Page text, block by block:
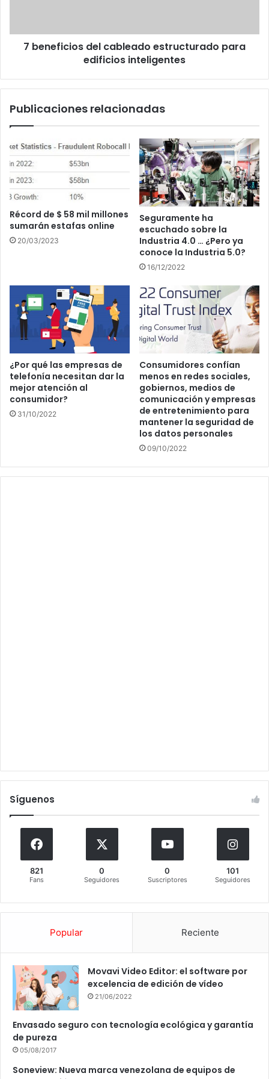
7 beneficios del cableado estructurado para
edificios inteligentes
Publicaciones relacionadas
Récord de $ 58 mil millones
sumarán estafas online
20/03/2023
Seguramente ha
escuchado sobre la
Industria 4.0 … ¿Pero ya
conoce la Industria 5.0?
16/12/2022
¿Por qué las empresas de
telefonía necesitan dar la
mejor atención al
consumidor?
31/10/2022
Consumidores confían
menos en redes sociales,
gobiernos, medios de
comunicación y empresas
de entretenimiento para
mantener la seguridad de
los datos personales
09/10/2022
Síguenos
821
Fans
0
Seguidores
0
Suscriptores
101
Seguidores
Popular Reciente
Movavi Video Editor: el software por
excelencia de edición de vídeo
21/06/2022
Envasado seguro con tecnología ecológica y garantía
de pureza
05/08/2017
Soneview: Nueva marca venezolana de equipos de